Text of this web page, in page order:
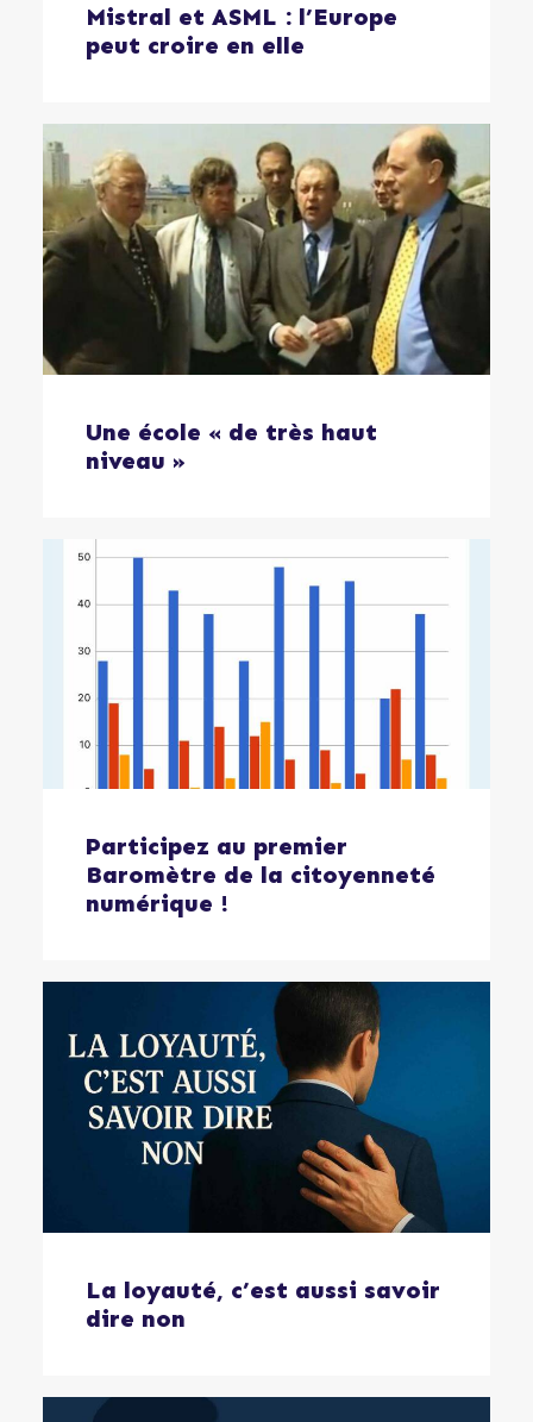
Mistral et ASML : l’Europe
peut croire en elle
Une école « de très haut
niveau »
Participez au premier
Baromètre de la citoyenneté
numérique !
La loyauté, c’est aussi savoir
dire non